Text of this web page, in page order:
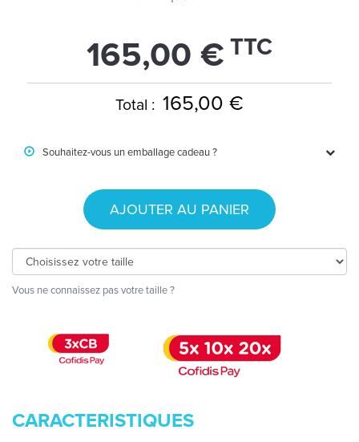
165,00 € TTC
Total : 165,00 €
Souhaitez-vous un emballage cadeau ?
AJOUTER AU PANIER
Vous ne connaissez pas votre taille ?
CARACTERISTIQUES